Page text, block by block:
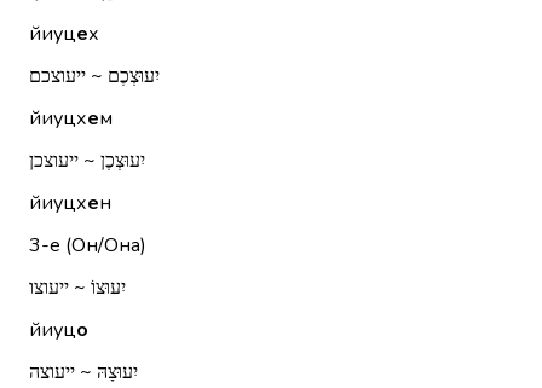
йиуцех
יִעוּצְכֶם ~ ייעוצכם
йиуцхем
יִעוּצְכֶן ~ ייעוצכן
йиуцхен
3-е (Он/Она)
יִעוּצוֹ ~ ייעוצו
йиуцо
יִעוּצָהּ ~ ייעוצה